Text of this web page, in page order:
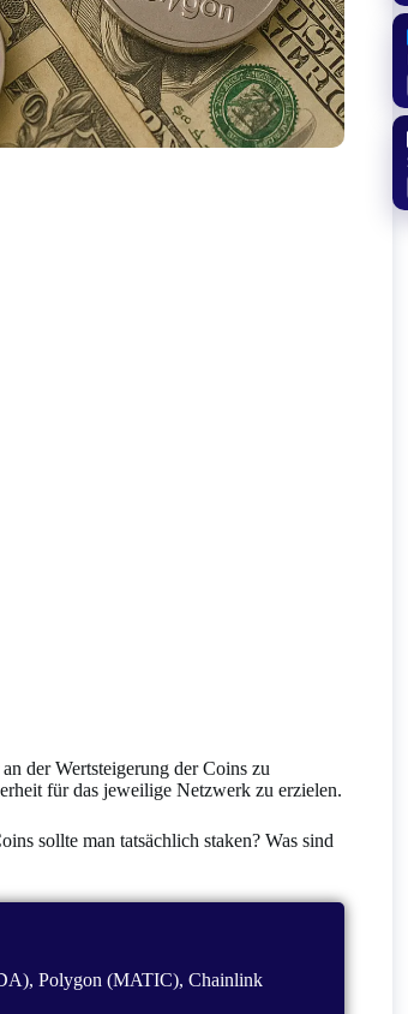
der Wertsteigerung der Coins zu
für das jeweilige Netzwerk zu erzielen.
sollte man tatsächlich staken? Was sind
Polygon (MATIC), Chainlink